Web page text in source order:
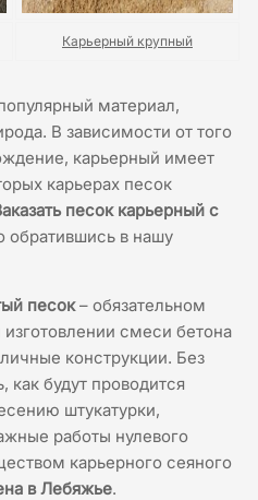
Карьерный крупный
материал,
В зависимости от того
карьерный имеет
карьерах песок
песок карьерный с
обратившись в нашу
песок– обязательном
смеси бетона
конструкции. Без
как будут проводится
штукатурки,
работы нулевого
карьерного сеяного
в Лебяжье.